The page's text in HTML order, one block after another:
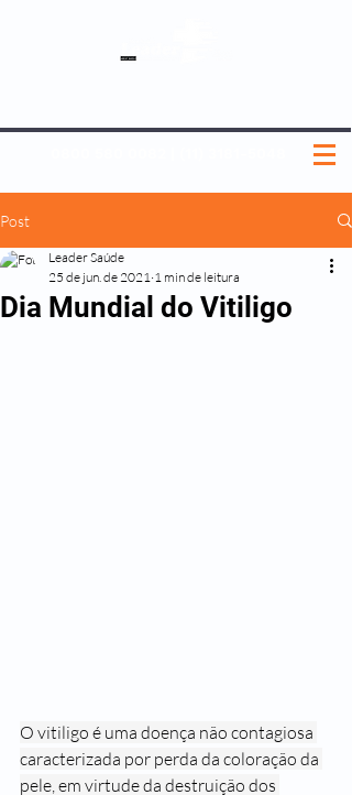
Post
Dia Mundial do Vitiligo
Leader Saúde
25 de jun. de 2021 1 min de leitura
O vitiligo é uma doença não contagiosa
caracterizada por perda da coloração da
pele, em virtude da destruição dos